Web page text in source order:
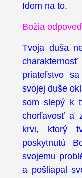
Idem na to.
Božia
Tvoja duša
priateľstvo
svojej duše
som slepý k
chorľavosť a
krvi, ktorý
poskytnutú
svojemu
a pošliapal